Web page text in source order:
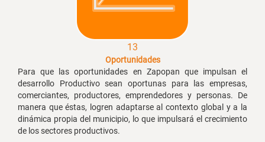
13
Oportunidades
Para que las oportunidades en Zapopan que impulsan el
desarrollo Productivo sean oportunas para las empresas,
comerciantes, productores, emprendedores y personas. De
manera que éstas, logren adaptarse al contexto global y a la
dinámica propia del municipio, lo que impulsará el crecimiento
de los sectores productivos.